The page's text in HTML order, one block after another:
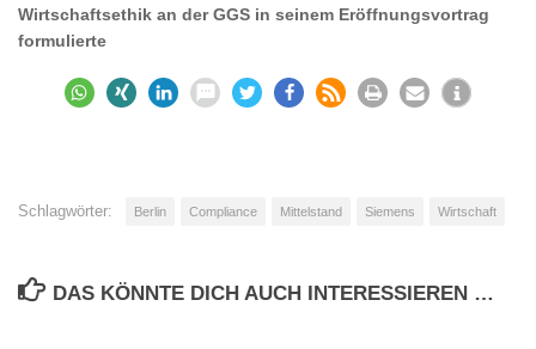
Wirtschaftsethik an der GGS in seinem Eröffnungsvortrag
formulierte
Schlagwörter: Berlin Compliance Mittelstand Siemens Wirtschaft
DAS KÖNNTE DICH AUCH INTERESSIEREN …